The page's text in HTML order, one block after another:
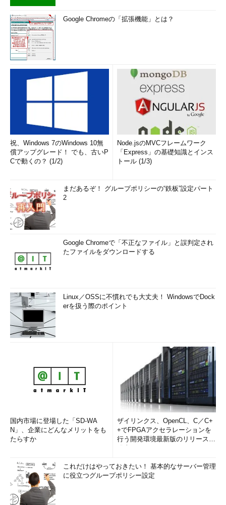
Google Chromeの「拡張機能」とは？
祝、Windows 7のWindows 10無
償アップグレード！ でも、古いP
Cで動くの？ (1/2)
Node.jsのMVCフレームワーク
「Express」の基礎知識とインス
トール (1/3)
まだあるぞ！ グループポリシーの“鉄板”設定パート
2
Google Chromeで「不正なファイル」と誤判定され
たファイルをダウンロードする
Linux／OSSに不慣れでも大丈夫！ WindowsでDock
erを扱う際のポイント
国内市場に登場した「SD-WA
N」、企業にどんなメリットをも
たらすか
ザイリンクス、OpenCL、C／C+
+でFPGAアクセラレーションを
行う開発環境最新版のリリースを
これだけはやっておきたい！ 基本的なサーバー管理
に役立つグループポリシー設定